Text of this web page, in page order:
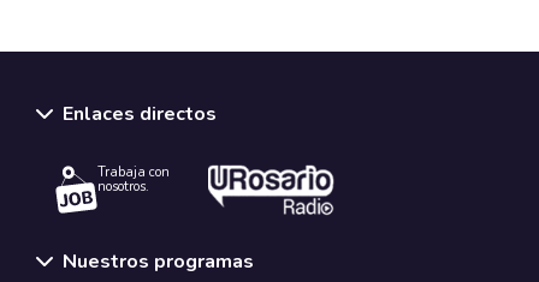
Enlaces directos
Trabaja con
nosotros.
Nuestros programas